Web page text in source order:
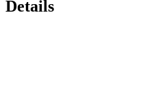
Details